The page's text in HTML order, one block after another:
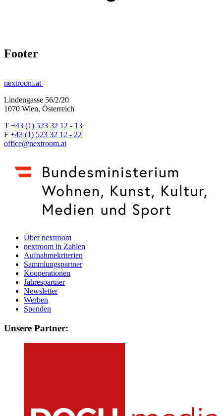
Footer
nextroom.at
Lindengasse 56/2/20
1070 Wien, Österreich
T +43 (1) 523 32 12 - 13
F +43 (1) 523 32 12 - 22
office@nextroom.at
Über nextroom
nextroom in Zahlen
Aufnahmekriterien
Sammlungspartner
Kooperationen
Jahrespartner
Newsletter
Werben
Spenden
Unsere Partner: